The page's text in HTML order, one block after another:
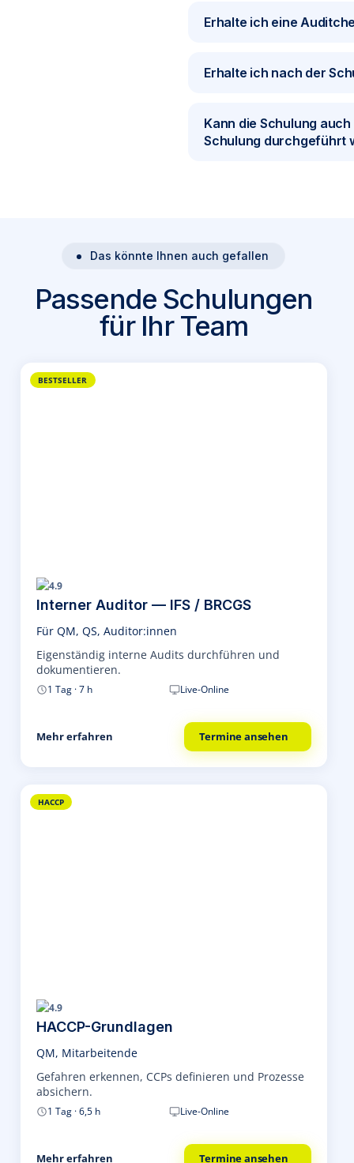
Erhalte ich eine
Erhalte ich nach der
Kann die Schulung
Schulung durchgeführt
Das könnte Ihnen auch gefallen
Passende Schulungen
für Ihr Team
BESTSELLER
4.9
Interner Auditor — IFS / BRCGS
Für QM, QS, Auditor:innen
Eigenständig interne Audits durchführen und
dokumentieren.
1 Tag · 7 h Live-Online
Mehr erfahren Termine ansehen
HACCP
4.9
HACCP-Grundlagen
QM, Mitarbeitende
Gefahren erkennen, CCPs definieren und Prozesse
absichern.
1 Tag · 6,5 h Live-Online
Mehr erfahren Termine ansehen